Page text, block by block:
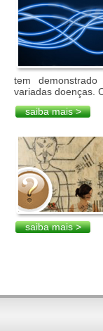
tem
variadas doenças.
saiba mais >
saiba mais >